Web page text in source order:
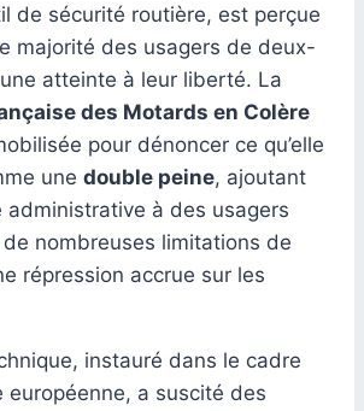
de sécurité routière, est perçue
majorité des usagers de deux-
atteinte à leur liberté. La
des Motards en Colère
pour dénoncer ce qu’elle
une double peine, ajoutant
administrative à des usagers
nombreuses limitations de
répression accrue sur les
instauré dans le cadre
européenne, a suscité des